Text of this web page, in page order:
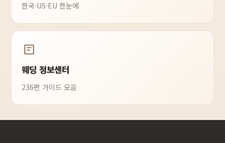
한국·US·EU 한눈에
웨딩 정보센터
236편 가이드 모음